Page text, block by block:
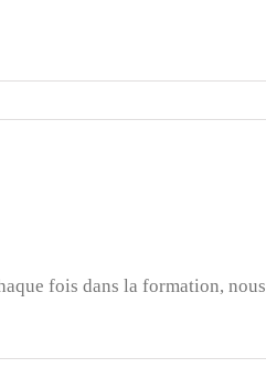
fois dans la formation,